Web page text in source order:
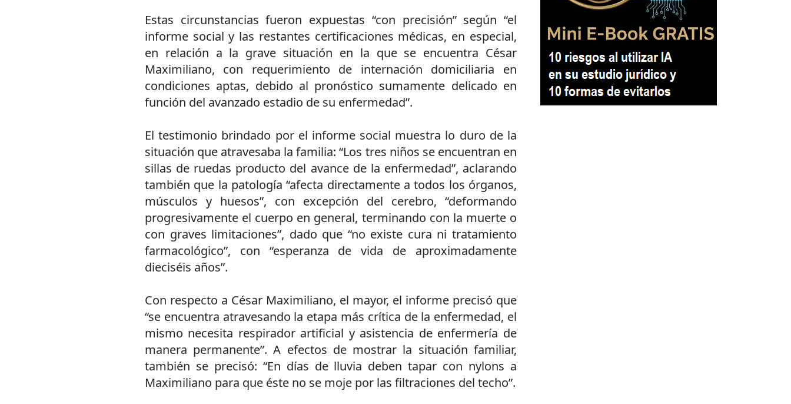
Estas circunstancias fueron expuestas “con precisión” según “el
informe social y las restantes certificaciones médicas, en especial,
en relación a la grave situación en la que se encuentra César
Maximiliano, con requerimiento de internación domiciliaria en
condiciones aptas, debido al pronóstico sumamente delicado en
función del avanzado estadio de su enfermedad”.
El testimonio brindado por el informe social muestra lo duro de la
situación que atravesaba la familia: “Los tres niños se encuentran en
sillas de ruedas producto del avance de la enfermedad”, aclarando
también que la patología “afecta directamente a todos los órganos,
músculos y huesos”, con excepción del cerebro, “deformando
progresivamente el cuerpo en general, terminando con la muerte o
con graves limitaciones”, dado que “no existe cura ni tratamiento
farmacológico”, con “esperanza de vida de aproximadamente
dieciséis años”.
Con respecto a César Maximiliano, el mayor, el informe precisó que
“se encuentra atravesando la etapa más crítica de la enfermedad, el
mismo necesita respirador artificial y asistencia de enfermería de
manera permanente”. A efectos de mostrar la situación familiar,
también se precisó: “En días de lluvia deben tapar con nylons a
Maximiliano para que éste no se moje por las filtraciones del techo”.